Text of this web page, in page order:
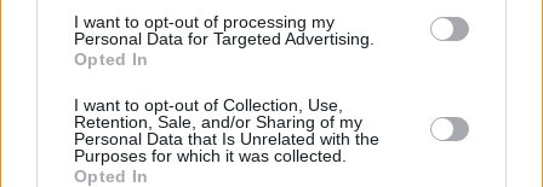
I want to opt-out of processing my
Personal Data for Targeted Advertising.
Opted In
I want to opt-out of Collection, Use,
Retention, Sale, and/or Sharing of my
Personal Data that Is Unrelated with the
Purposes for which it was collected.
Opted In